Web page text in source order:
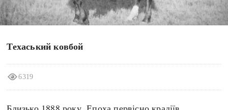
search
СЬОГОДНІ
ЗАГОЛОВКИ
ПРАВИЛА ЖИТТЯ
КРУГЛІ ДАТИ
ФОТОІСТОРІЇ
Техаський ковбой
6319